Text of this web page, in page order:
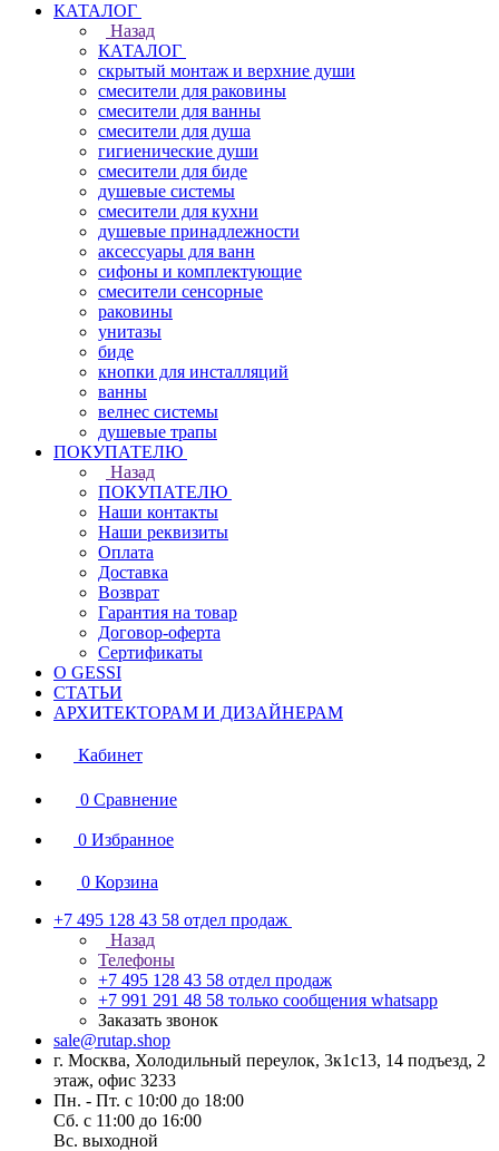
КАТАЛОГ
Назад
КАТАЛОГ
скрытый монтаж и верхние души
смесители для раковины
смесители для ванны
смесители для душа
гигиенические души
смесители для биде
душевые системы
смесители для кухни
душевые принадлежности
аксессуары для ванн
сифоны и комплектующие
смесители сенсорные
раковины
унитазы
биде
кнопки для инсталляций
ванны
велнес системы
душевые трапы
ПОКУПАТЕЛЮ
Назад
ПОКУПАТЕЛЮ
Наши контакты
Наши реквизиты
Оплата
Доставка
Возврат
Гарантия на товар
Договор-оферта
Сертификаты
О GESSI
СТАТЬИ
АРХИТЕКТОРАМ И ДИЗАЙНЕРАМ
Кабинет
0 Сравнение
0 Избранное
0 Корзина
+7 495 128 43 58 отдел продаж
Назад
Телефоны
+7 495 128 43 58 отдел продаж
+7 991 291 48 58 только сообщения whatsapp
Заказать звонок
sale@rutap.shop
г. Москва, Холодильный переулок, 3к1с13, 14 подъезд, 2
этаж, офис 3233
Пн. - Пт. с 10:00 до 18:00
Сб. с 11:00 до 16:00
Вс. выходной